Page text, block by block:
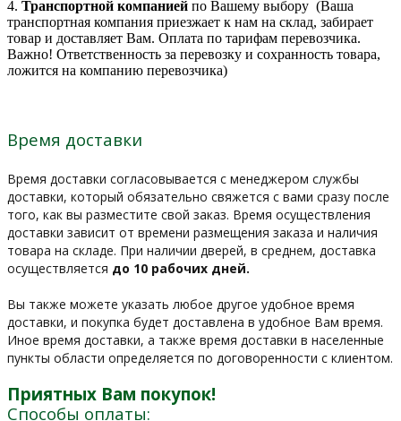
4. Транспортной компанией по Вашему выбору (Ваша
транспортная компания приезжает к нам на склад, забирает
товар и доставляет Вам. Оплата по тарифам перевозчика.
Важно! Ответственность за перевозку и сохранность товара,
ложится на компанию перевозчика)
Время доставки
Время доставки согласовывается с менеджером службы
доставки, который обязательно свяжется с вами сразу после
того, как вы разместите свой заказ. Время осуществления
доставки зависит от времени размещения заказа и наличия
товара на складе. При наличии дверей, в среднем, доставка
осуществляется до 10 рабочих дней.
Вы также можете указать любое другое удобное время
доставки, и покупка будет доставлена в удобное Вам время.
Иное время доставки, а также время доставки в населенные
пункты области определяется по договоренности с клиентом.
Приятных Вам покупок!
Способы оплаты: